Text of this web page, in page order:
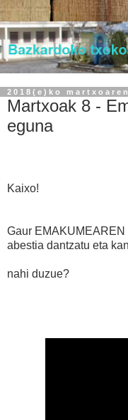
2018(e)ko
Martxoak 8 -
eguna
Kaixo!
Gaur
abestia dantzatu eta
nahi duzue?